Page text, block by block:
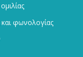
φωνολογίας